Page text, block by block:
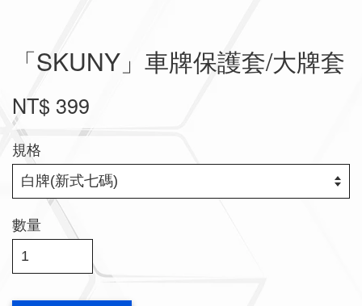
「SKUNY」車牌保護套/大牌套
NT$ 399
規格
數量